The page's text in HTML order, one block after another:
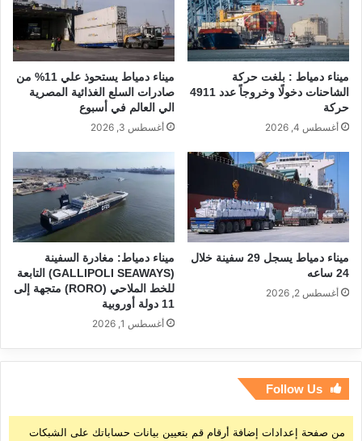
ميناء دمياط : بلغت حركة
الشاحنات دخولًا وخروجاً عدد 4911
حركة
أغسطس 4, 2026
ميناء دمياط يستحوذ علي 11% من
صادرات السلع الغذائية المصرية
الي العالم في أسبوع
أغسطس 3, 2026
ميناء دمياط يسجل 29 سفينة خلال
24 ساعه
أغسطس 2, 2026
ميناء دمياط: مغادرة السفينة
(GALLIPOLI SEAWAYS) التابعة
للخط الملاحي (RORO) متجهة إلى
11 دولة أوروبية
أغسطس 1, 2026
Follow Us
من صفحة إعدادات إضافة أرقام قم بتعيين بيانات حساباتك على الشبكات